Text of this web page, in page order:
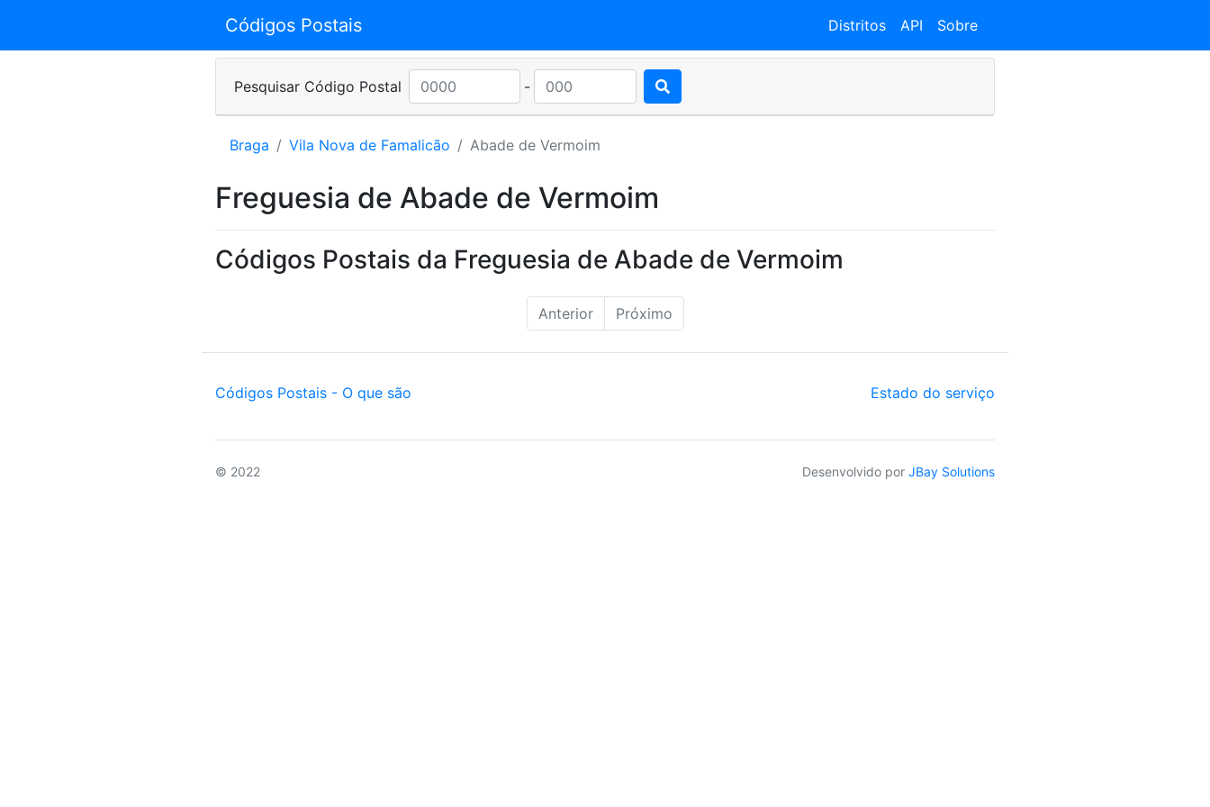
Códigos Postais Distritos API Sobre
Pesquisar Código Postal -
Braga Vila Nova de Famalicão Abade de Vermoim
Freguesia de Abade de Vermoim
Códigos Postais da Freguesia de Abade de Vermoim
Anterior Próximo
Códigos Postais - O que são Estado do serviço
© 2022 Desenvolvido por JBay Solutions